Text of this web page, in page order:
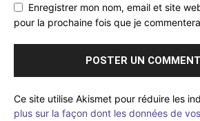
Enregistrer mon nom, email et site
pour la prochaine fois que je
Ce site utilise Akismet pour réduire les
plus sur la façon dont les données de